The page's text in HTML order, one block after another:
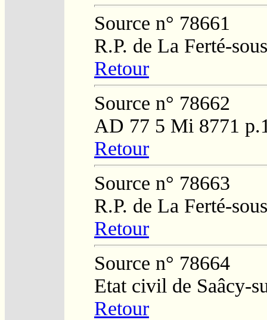
Source n° 78661
R.P. de La Ferté-
Retour
Source n° 78662
AD 77 5 Mi 8771
Retour
Source n° 78663
R.P. de La Ferté-
Retour
Source n° 78664
Etat civil de Saâcy-
Retour